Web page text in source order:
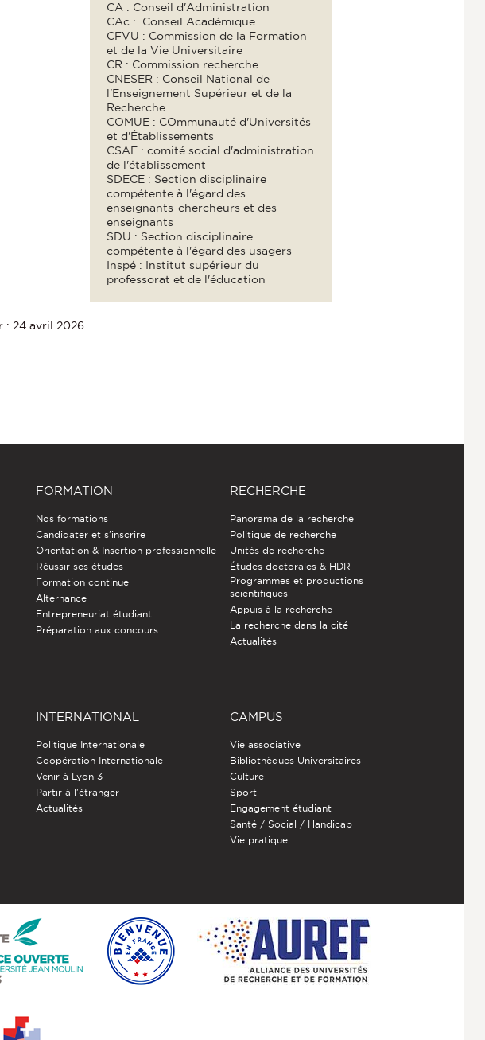
CA : Conseil d'Administration
CAc : Conseil Académique
CFVU : Commission de la Formation
et de la Vie Universitaire
CR : Commission recherche
CNESER : Conseil National de
l'Enseignement Supérieur et de la
Recherche
COMUE : COmmunauté d'Universités
et d'Établissements
CSAE : comité social d'administration
de l'établissement
SDECE : Section disciplinaire
compétente à l'égard des
enseignants-chercheurs et des
enseignants
SDU : Section disciplinaire
compétente à l'égard des usagers
Inspé : Institut supérieur du
professorat et de l'éducation
: 24 avril 2026
FORMATION
Nos formations
Candidater et s'inscrire
Orientation & Insertion professionnelle
Réussir ses études
Formation continue
Alternance
Entrepreneuriat étudiant
Préparation aux concours
RECHERCHE
Panorama de la recherche
Politique de recherche
Unités de recherche
Études doctorales & HDR
Programmes et productions
scientifiques
Appuis à la recherche
La recherche dans la cité
Actualités
INTERNATIONAL
Politique Internationale
Coopération Internationale
Venir à Lyon 3
Partir à l'étranger
Actualités
CAMPUS
Vie associative
Bibliothèques Universitaires
Culture
Sport
Engagement étudiant
Santé / Social / Handicap
Vie pratique